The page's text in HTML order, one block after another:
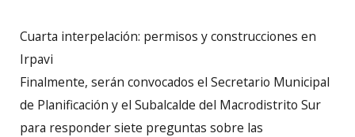
Cuarta interpelación: permisos y construcciones en
Irpavi
Finalmente, serán convocados el Secretario Municipal
de Planificación y el Subalcalde del Macrodistrito Sur
para responder siete preguntas sobre las